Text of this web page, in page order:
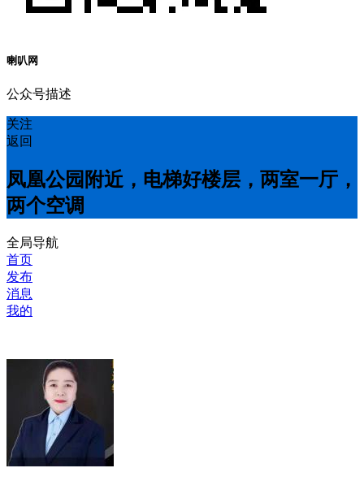
喇叭网
公众号描述
关注
返回
凤凰公园附近，电梯好楼层，两室一厅，
两个空调
全局导航
首页
发布
消息
我的